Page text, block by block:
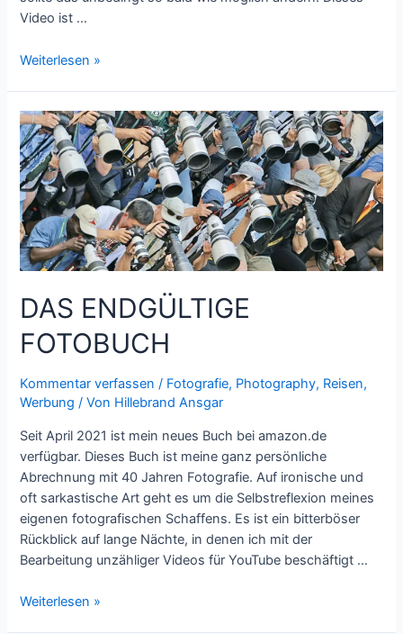
Video ist …
Sizilien
Weiterlesen »
DAS ENDGÜLTIGE
FOTOBUCH
Kommentar verfassen / Fotografie, Photography, Reisen,
Werbung / Von Hillebrand Ansgar
Seit April 2021 ist mein neues Buch bei amazon.de
verfügbar. Dieses Buch ist meine ganz persönliche
Abrechnung mit 40 Jahren Fotografie. Auf ironische und
oft sarkastische Art geht es um die Selbstreflexion meines
eigenen fotografischen Schaffens. Es ist ein bitterböser
Rückblick auf lange Nächte, in denen ich mit der
Bearbeitung unzähliger Videos für YouTube beschäftigt …
DAS
Weiterlesen »